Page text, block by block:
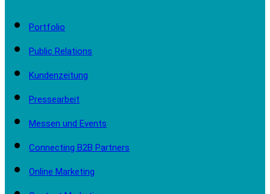
Portfolio
Public Relations
Kundenzeitung
Pressearbeit
Messen und Events
Connecting B2B Partners
Online Marketing